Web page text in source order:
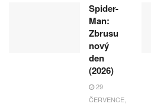
Spider-
Man:
Zbrusu
nový
den
(2026)
29
ČERVENCE,